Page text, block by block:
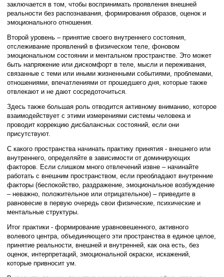
заключается в том, чтобы воспринимать проявления внешней
реальности без распознавания, формирования образов, оценок и
эмоционального отношения.
Второй уровень – принятие своего внутреннего состояния,
отслеживание проявлений в физическом теле, фоновом
эмоциональном состоянии и ментальном пространстве. Это может
быть напряжение или дискомфорт в теле, мысли и переживания,
связанные с теми или иными жизненными событиями, проблемами,
отношениями, впечатлениями от прошедшего дня, которые также
отвлекают и не дают сосредоточиться.
Здесь также большая роль отводится активному вниманию, которое
взаимодействует с этими измерениями системы человека и
проводит коррекцию дисбалансных состояний, если они
присутствуют.
С какого пространства начинать практику принятия - внешнего или
внутреннего, определяйте в зависимости от доминирующих
факторов. Если слишком много отвлечений извне – начинайте
работать с внешним пространством, если преобладают внутренние
факторы (беспокойство, раздражение, эмоциональное возбуждение
– неважно, положительное или отрицательное) – приведите в
равновесие в первую очередь свои физические, психические и
ментальные структуры.
Итог практики - формирование уравновешенного, активного
волевого центра, объединяющего эти пространства в единое целое,
принятие реальности, внешней и внутренней, как она есть, без
оценок, интерпретаций, эмоциональной окраски, искажений,
которые привносит ум.